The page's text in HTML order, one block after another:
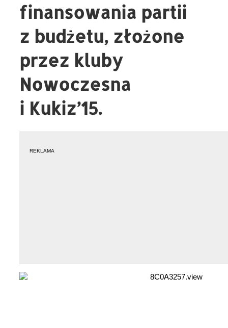
finansowania partii
z budżetu, złożone
przez kluby
Nowoczesna
i Kukiz’15.
REKLAMA